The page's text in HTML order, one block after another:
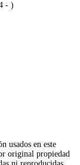
- )
usados en este
original propiedad